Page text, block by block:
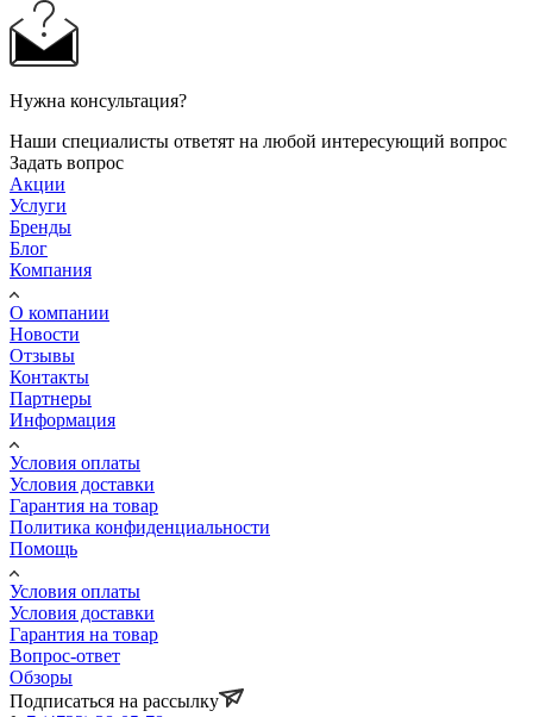
Нужна консультация?
Наши специалисты ответят на любой интересующий вопрос
Задать вопрос
Акции
Услуги
Бренды
Блог
Компания
О компании
Новости
Отзывы
Контакты
Партнеры
Информация
Условия оплаты
Условия доставки
Гарантия на товар
Политика конфиденциальности
Помощь
Условия оплаты
Условия доставки
Гарантия на товар
Вопрос-ответ
Обзоры
Подписаться на рассылку